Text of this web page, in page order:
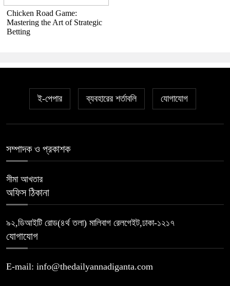
Chicken Road Game:
Mastering the Art of Strategic
Betting
ই-পেপার ব্যবহারের শর্তাবলি যোগাযোগ
সম্পাদক ও প্রকাশক
সীমা আখতার
অফিস ঠিকানা
৯২,ডিআইটি রোড(৪র্থ তলা) মালিবাগ রেলগেইট,ঢাকা-১২১৭
যোগাযোগ
E-mail: info@thedailyannadiganta.com